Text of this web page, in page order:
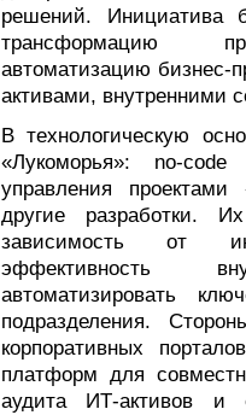
решений. Инициатива
трансформацию
автоматизацию бизнес-
активами, внутренними
В технологическую
«Лукоморья»: no-
управления
другие разработки.
зависимость от
эффективность
автоматизировать
подразделения.
корпоративных
платформ для
аудита ИТ-активов и